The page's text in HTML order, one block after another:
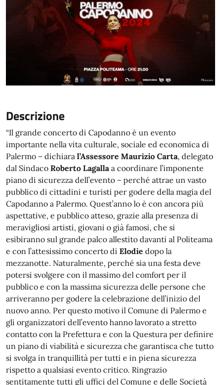
Descrizione
“Il grande concerto di Capodanno è un evento
importante nella vita culturale, sociale ed economica di
Palermo – dichiara l’Assessore Maurizio Carta, delegato
dal Sindaco Roberto Lagallaa coordinare l’imponente
piano di sicurezza dell’evento – perché attrae un vasto
pubblico di cittadini e turisti per godere della magia del
Capodanno a Palermo. Quest’anno lo è con ancora più
aspettative, e pubblico atteso, grazie alla presenza di
meravigliosi artisti, giovani o già famosi, che si
esibiranno sul grande palco allestito davanti al Politeama
e con l’attesissimo concerto di Elodie dopo la
mezzanotte. Naturalmente, perché sia una festa deve
potersi svolgere con il massimo del comfort per il
pubblico e con la massima sicurezza delle persone che
arriveranno per godere la celebrazione dell’inizio del
nuovo anno. Per questo motivo il Comune di Palermo e
gli organizzatori dell’evento hanno lavorato a stretto
contatto con la Prefettura e con la Questura per definire
un piano di viabilità e sicurezza che garantisca che tutto
si svolga in tranquillità per tutti e in piena sicurezza
rispetto a qualsiasi evento critico. Ringrazio
sentitamente tutti gli uffici del Comune e delle Società